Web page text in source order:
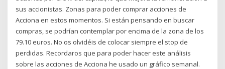
sus accionistas. Zonas para poder comprar acciones de
Acciona en estos momentos. Si están pensando en buscar
compras, se podrían contemplar por encima de la zona de los
79.10 euros. No os olvidéis de colocar siempre el stop de
perdidas. Recordaros que para poder hacer este análisis
sobre las acciones de Acciona he usado un gráfico semanal.